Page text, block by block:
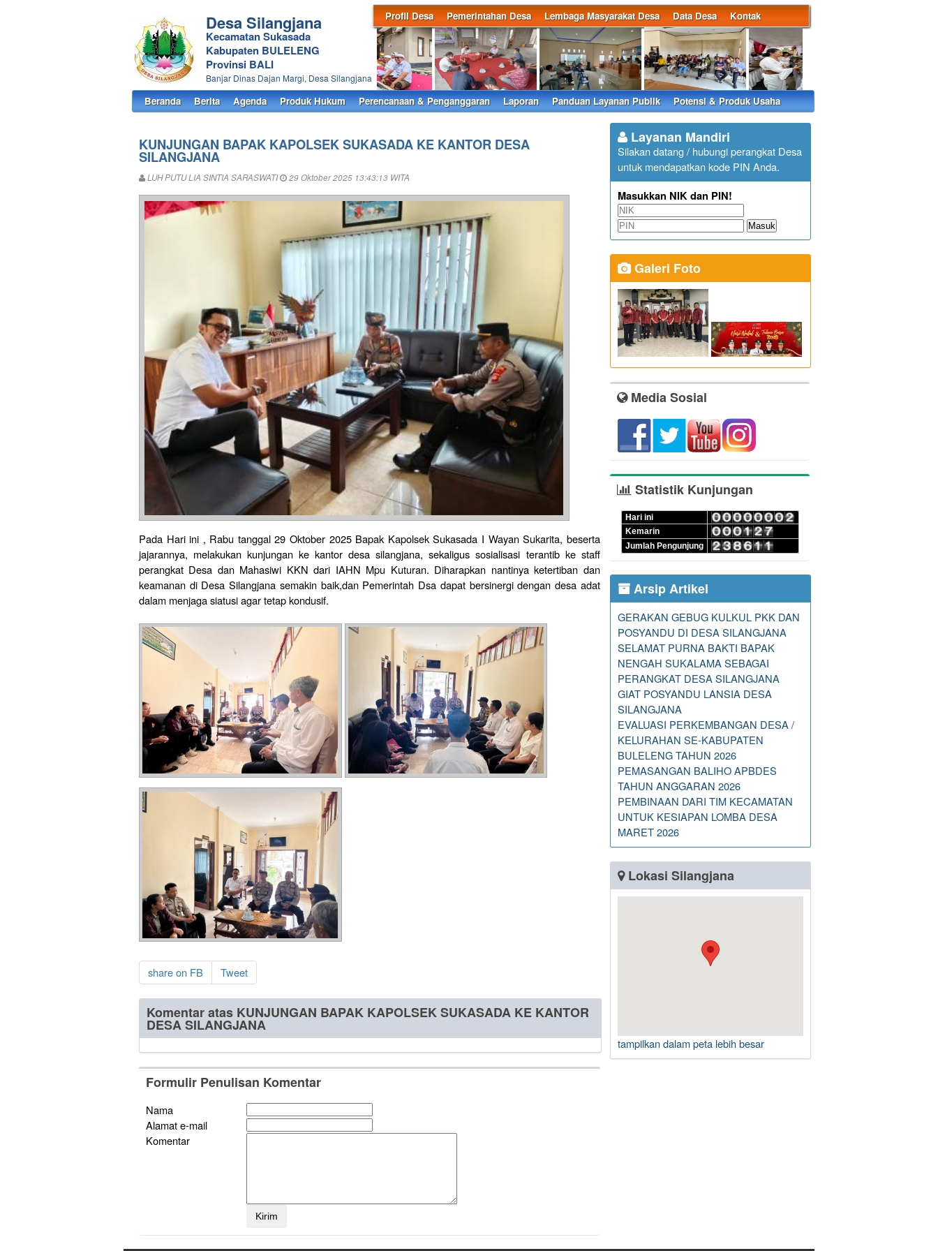
Profil Desa Pemerintahan Desa Lembaga Masyarakat Desa Data Desa Kontak
Desa Silangjana
Kecamatan Sukasada
Kabupaten BULELENG
Provinsi BALI
Banjar Dinas Dajan Margi, Desa Silangjana
Beranda Berita Agenda Produk Hukum Perencanaan & Penganggaran Laporan Panduan Layanan Publik Potensi & Produk Usaha
KUNJUNGAN BAPAK KAPOLSEK SUKASADA KE KANTOR DESA
SILANGJANA
LUH PUTU LIA SINTIA SARASWATI 29 Oktober 2025 13:43:13 WITA
Pada Hari ini , Rabu tanggal 29 Oktober 2025 Bapak Kapolsek Sukasada I Wayan Sukarita, beserta
jajarannya, melakukan kunjungan ke kantor desa silangjana, sekaligus sosialisasi terantib ke staff
perangkat Desa dan Mahasiwi KKN dari IAHN Mpu Kuturan. Diharapkan nantinya ketertiban dan
keamanan di Desa Silangjana semakin baik,dan Pemerintah Dsa dapat bersinergi dengan desa adat
dalam menjaga siatusi agar tetap kondusif.
share on FB Tweet
Komentar atas KUNJUNGAN BAPAK KAPOLSEK SUKASADA KE KANTOR
DESA SILANGJANA
Formulir Penulisan Komentar
Nama
Alamat e-mail
Komentar
Layanan Mandiri
Silakan datang / hubungi perangkat Desa
untuk mendapatkan kode PIN Anda.
Masukkan NIK dan PIN!
Masuk
Galeri Foto
Media Sosial
Statistik Kunjungan
Hari ini
Kemarin
Jumlah Pengunjung
Arsip Artikel
GERAKAN GEBUG KULKUL PKK DAN
POSYANDU DI DESA SILANGJANA
SELAMAT PURNA BAKTI BAPAK
NENGAH SUKALAMA SEBAGAI
PERANGKAT DESA SILANGJANA
GIAT POSYANDU LANSIA DESA
SILANGJANA
EVALUASI PERKEMBANGAN DESA /
KELURAHAN SE-KABUPATEN
BULELENG TAHUN 2026
PEMASANGAN BALIHO APBDES
TAHUN ANGGARAN 2026
PEMBINAAN DARI TIM KECAMATAN
UNTUK KESIAPAN LOMBA DESA
MARET 2026
Lokasi Silangjana
tampilkan dalam peta lebih besar